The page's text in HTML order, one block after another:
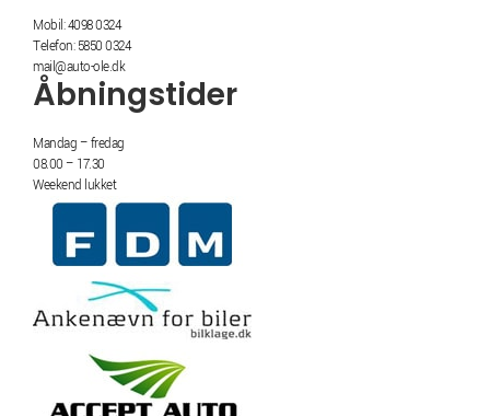
Mobil: 4098 0324
Telefon: 5850 0324
mail@auto-ole.dk
Åbningstider
Mandag – fredag
08.00 – 17.30
Weekend lukket